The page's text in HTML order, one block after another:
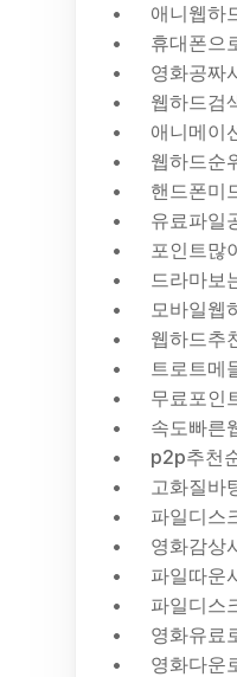
애니웹하
휴대폰으
영화공짜
웹하드검
애니메이
웹하드순
핸드폰미
유료파일
포인트많
드라마보
모바일웹
웹하드추
트로트메
무료포인
속도빠른
p2p추천
고화질바
파일디스
영화감상
파일따운
파일디스
영화유료
영화다운